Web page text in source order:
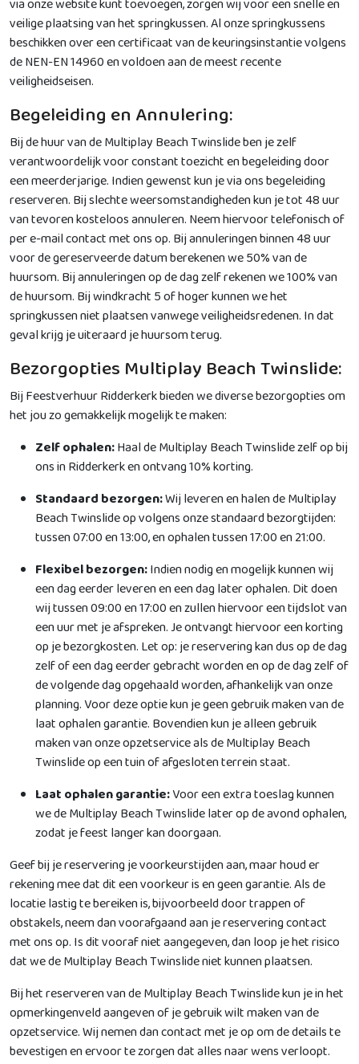
via onze website kunt toevoegen, zorgen wij voor een snelle en
veilige plaatsing van het springkussen. Al onze springkussens
beschikken over een certificaat van de keuringsinstantie volgens
de NEN-EN 14960 en voldoen aan de meest recente
veiligheidseisen.
Begeleiding en Annulering:
Bij de huur van de Multiplay Beach Twinslide ben je zelf
verantwoordelijk voor constant toezicht en begeleiding door
een meerderjarige. Indien gewenst kun je via ons begeleiding
reserveren. Bij slechte weersomstandigheden kun je tot 48 uur
van tevoren kosteloos annuleren. Neem hiervoor telefonisch of
per e-mail contact met ons op. Bij annuleringen binnen 48 uur
voor de gereserveerde datum berekenen we 50% van de
huursom. Bij annuleringen op de dag zelf rekenen we 100% van
de huursom. Bij windkracht 5 of hoger kunnen we het
springkussen niet plaatsen vanwege veiligheidsredenen. In dat
geval krijg je uiteraard je huursom terug.
Bezorgopties Multiplay Beach Twinslide:
Bij Feestverhuur Ridderkerk bieden we diverse bezorgopties om
het jou zo gemakkelijk mogelijk te maken:
Zelf ophalen:Haal de Multiplay Beach Twinslide zelf op bij
ons in Ridderkerk en ontvang 10% korting.
Standaard bezorgen:Wij leveren en halen de Multiplay
Beach Twinslide op volgens onze standaard bezorgtijden:
tussen 07:00 en 13:00, en ophalen tussen 17:00 en 21:00.
Flexibel bezorgen:Indien nodig en mogelijk kunnen wij
een dag eerder leveren en een dag later ophalen. Dit doen
wij tussen 09:00 en 17:00 en zullen hiervoor een tijdslot van
een uur met je afspreken. Je ontvangt hiervoor een korting
op je bezorgkosten. Let op: je reservering kan dus op de dag
zelf of een dag eerder gebracht worden en op de dag zelf of
de volgende dag opgehaald worden, afhankelijk van onze
planning. Voor deze optie kun je geen gebruik maken van de
laat ophalen garantie. Bovendien kun je alleen gebruik
maken van onze opzetservice als de Multiplay Beach
Twinslide op een tuin of afgesloten terrein staat.
Laat ophalen garantie:Voor een extra toeslag kunnen
we de Multiplay Beach Twinslide later op de avond ophalen,
zodat je feest langer kan doorgaan.
Geef bij je reservering je voorkeurstijden aan, maar houd er
rekening mee dat dit een voorkeur is en geen garantie. Als de
locatie lastig te bereiken is, bijvoorbeeld door trappen of
obstakels, neem dan voorafgaand aan je reservering contact
met ons op. Is dit vooraf niet aangegeven, dan loop je het risico
dat we de Multiplay Beach Twinslide niet kunnen plaatsen.
Bij het reserveren van de Multiplay Beach Twinslide kun je in het
opmerkingenveld aangeven of je gebruik wilt maken van de
opzetservice. Wij nemen dan contact met je op om de details te
bevestigen en ervoor te zorgen dat alles naar wens verloopt.